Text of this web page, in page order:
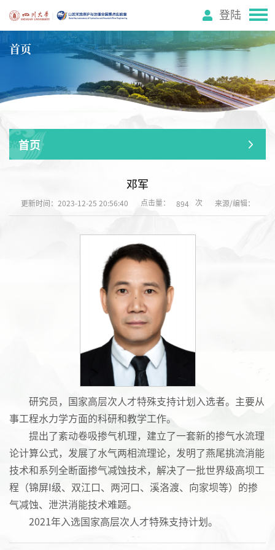
登陆
首页
首页
邓军
更新时间：2023-12-25 20:56:40 点击量： 894 次 来源/编辑：
研究员，国家高层次人才特殊支持计划入选者。主要从
事工程水力学方面的科研和教学工作。
提出了紊动卷吸掺气机理，建立了一套新的掺气水流理
论计算公式，发展了水气两相流理论，发明了燕尾挑流消能
技术和系列全断面掺气减蚀技术，解决了一批世界级高坝工
程（锦屏I级、双江口、两河口、溪洛渡、向家坝等）的掺
气减蚀、泄洪消能技术难题。
2021年入选国家高层次人才特殊支持计划。